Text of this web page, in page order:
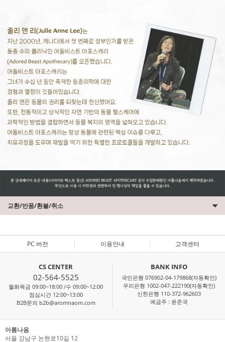
교환/반품/환불/취소
PC 버전 이용안내 고객센터
CS CENTER
02-564-5525
월화목금 09:00~18:00 /수 09:00~12:00
점심시간 12:00~13:00
B2B문의 b2b@aromnaom.com
BANK INFO
국민은행 076902-04-179868(자동확인)
우리은행 1002-047-222190(자동확인)
신한은행 110-372-962603
예금주 : 윤준국
아롬나옴
서울 강남구 논현로10길 12